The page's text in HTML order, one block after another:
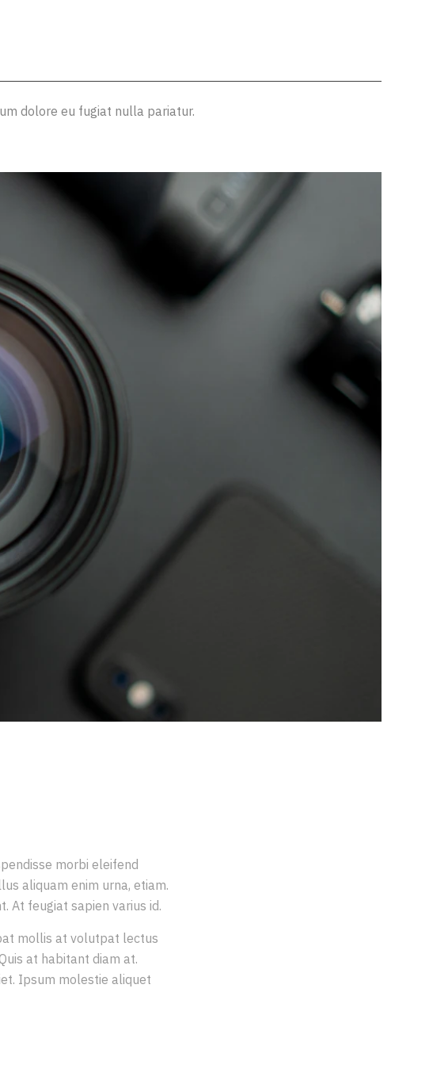
dolore eu fugiat nulla pariatur.
morbi eleifend
aliquam enim urna, etiam.
At feugiat sapien varius id.
mollis at volutpat lectus
at habitant diam at.
Ipsum molestie aliquet